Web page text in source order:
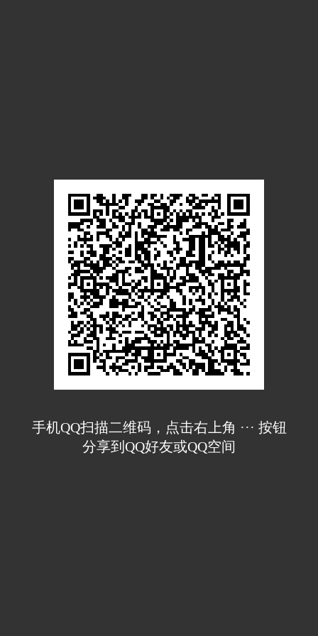
手机QQ扫描二维码，点击右上角 ··· 按钮
分享到QQ好友或QQ空间